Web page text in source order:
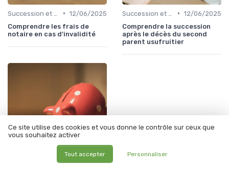
• 12/06/2025
Comprendre les frais de
notaire en cas d'invalidité
• 12/06/2025
Comprendre la succession
après le décès du second
parent usufruitier
Ce site utilise des cookies et vous donne le contrôle sur ceux que
vous souhaitez activer
Tout accepter Personnaliser